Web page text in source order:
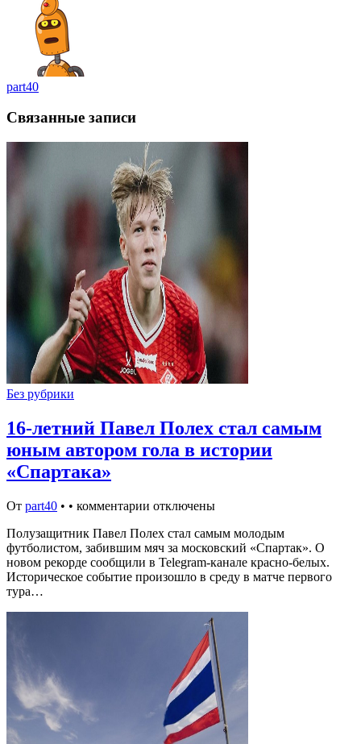
part40
Связанные записи
Без рубрики
16-летний Павел Полех стал самым
юным автором гола в истории
«Спартака»
От part40 • • комментарии отключены
Полузащитник Павел Полех стал самым молодым
футболистом, забившим мяч за московский «Спартак». О
новом рекорде сообщили в Telegram-канале красно-белых.
Историческое событие произошло в среду в матче первого
тура…